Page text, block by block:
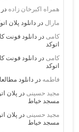
همراه اکبرخان زاده
مارال در دانلود پلان
کامی در دانلود فونت
اتوکد
کامی در دانلود فونت
اتوکد
فاطمه در دانلود
مجید حسینی در پلان
مسجد خیاط
مجید حسینی در پلان
مسجد خیاط